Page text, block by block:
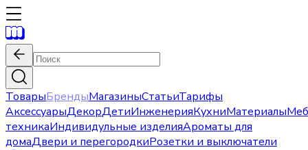
ТоварыБрендыМагазиныСтатьиТарифы
АксессуарыДекорДетиИнженерияКухниМатериалы
техникаИндивидульные изделияАроматы для
домаДвери и перегородкиРозетки и выключатели